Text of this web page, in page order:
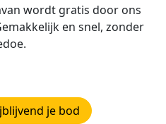
wordt gratis door ons
en snel, zonder
je bod